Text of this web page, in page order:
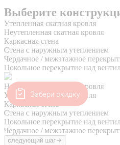
Забери скидку